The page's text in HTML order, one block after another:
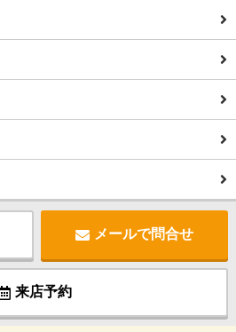
メールで問合せ
来店予約